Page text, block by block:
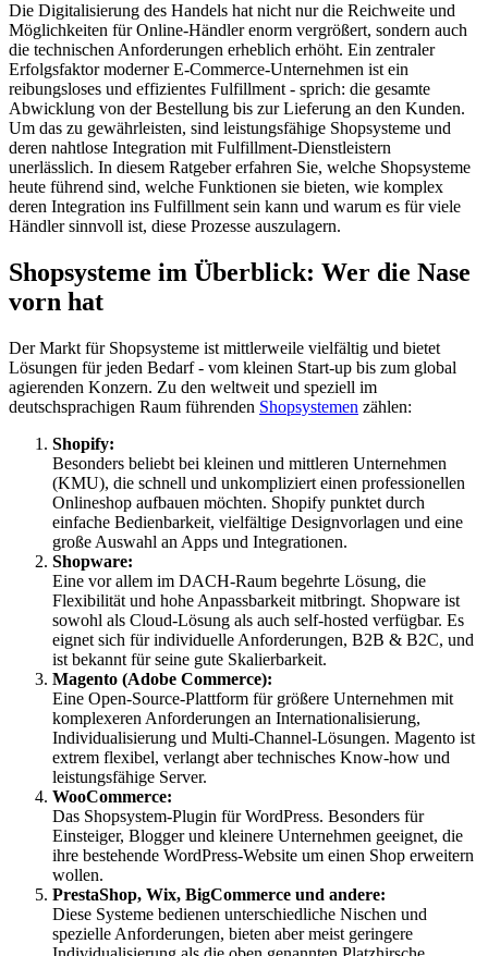
Die Digitalisierung des Handels hat nicht nur die Reichweite und
Möglichkeiten für Online-Händler enorm vergrößert, sondern auch
die technischen Anforderungen erheblich erhöht. Ein zentraler
Erfolgsfaktor moderner E-Commerce-Unternehmen ist ein
reibungsloses und effizientes Fulfillment - sprich: die gesamte
Abwicklung von der Bestellung bis zur Lieferung an den Kunden.
Um das zu gewährleisten, sind leistungsfähige Shopsysteme und
deren nahtlose Integration mit Fulfillment-Dienstleistern
unerlässlich. In diesem Ratgeber erfahren Sie, welche Shopsysteme
heute führend sind, welche Funktionen sie bieten, wie komplex
deren Integration ins Fulfillment sein kann und warum es für viele
Händler sinnvoll ist, diese Prozesse auszulagern.
Shopsysteme im Überblick: Wer die Nase
vorn hat
Der Markt für Shopsysteme ist mittlerweile vielfältig und bietet
Lösungen für jeden Bedarf - vom kleinen Start-up bis zum global
agierenden Konzern. Zu den weltweit und speziell im
deutschsprachigen Raum führenden Shopsystemen zählen:
Shopify:
Besonders beliebt bei kleinen und mittleren Unternehmen
(KMU), die schnell und unkompliziert einen professionellen
Onlineshop aufbauen möchten. Shopify punktet durch
einfache Bedienbarkeit, vielfältige Designvorlagen und eine
große Auswahl an Apps und Integrationen.
Shopware:
Eine vor allem im DACH-Raum begehrte Lösung, die
Flexibilität und hohe Anpassbarkeit mitbringt. Shopware ist
sowohl als Cloud-Lösung als auch self-hosted verfügbar. Es
eignet sich für individuelle Anforderungen, B2B & B2C, und
ist bekannt für seine gute Skalierbarkeit.
Magento (Adobe Commerce):
Eine Open-Source-Plattform für größere Unternehmen mit
komplexeren Anforderungen an Internationalisierung,
Individualisierung und Multi-Channel-Lösungen. Magento ist
extrem flexibel, verlangt aber technisches Know-how und
leistungsfähige Server.
WooCommerce:
Das Shopsystem-Plugin für WordPress. Besonders für
Einsteiger, Blogger und kleinere Unternehmen geeignet, die
ihre bestehende WordPress-Website um einen Shop erweitern
wollen.
PrestaShop, Wix, BigCommerce und andere:
Diese Systeme bedienen unterschiedliche Nischen und
spezielle Anforderungen, bieten aber meist geringere